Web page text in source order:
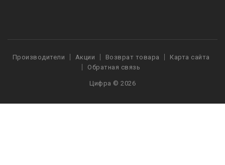
Производители Акции Возврат товара
Карта сайта
Обратная связь
Цифра © 2026